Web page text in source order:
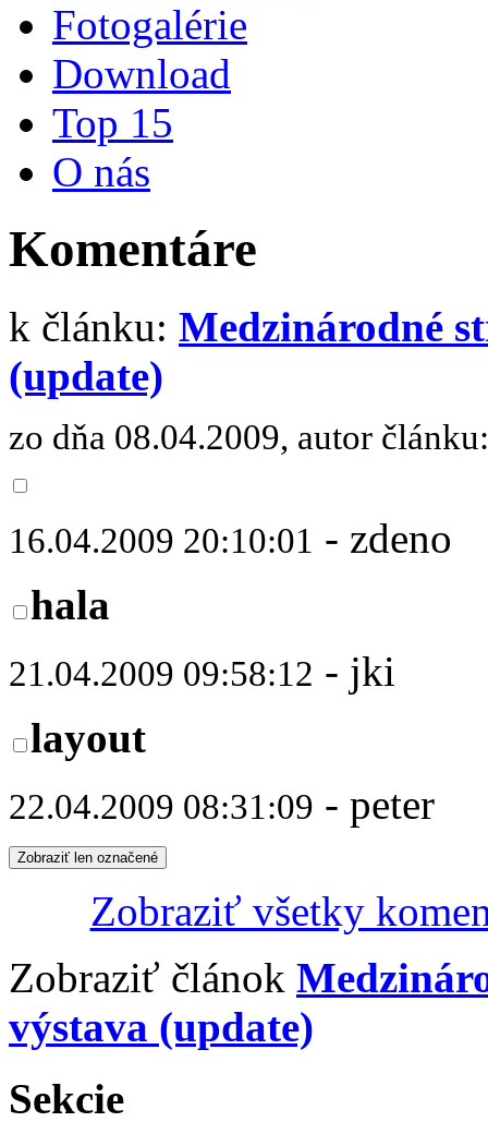
Fotogalérie
Download
Top 15
O nás
Komentáre
k článku: Medzinárodné
(update)
zo dňa 08.04.2009, autor
16.04.2009 20:10:01 - zdeno
hala
21.04.2009 09:58:12 - jki
layout
22.04.2009 08:31:09 - peter
Zobraziť len označené
Zobraziť všetky
Zobraziť článok
výstava (update)
Sekcie